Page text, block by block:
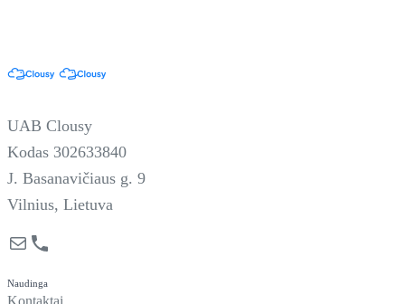
UAB Clousy
Kodas 302633840
J. Basanavičiaus g. 9
Vilnius, Lietuva
MailPhone
Naudinga
Kontaktai